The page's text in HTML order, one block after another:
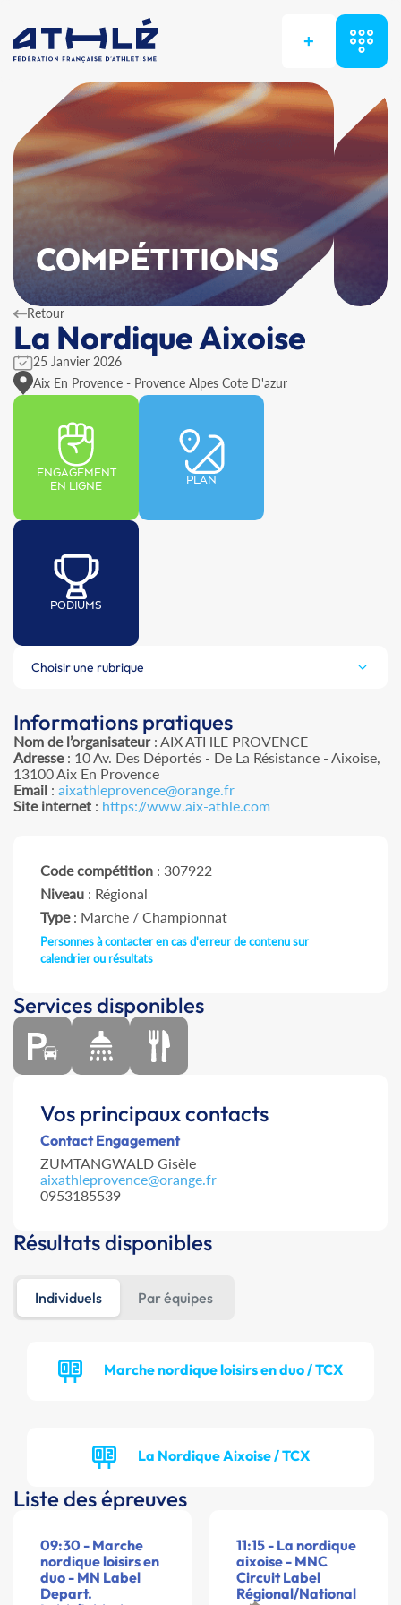
+
COMPÉTITIONS
Retour
La Nordique Aixoise
25 Janvier 2026
Aix En Provence - Provence Alpes Cote D'azur
ENGAGEMENT
EN LIGNE
PLAN
PODIUMS
Choisir une rubrique
Informations pratiques
Nom de l’organisateur: AIX ATHLE PROVENCE
Adresse: 10 Av. Des Déportés - De La Résistance - Aixoise,
13100 Aix En Provence
Email : aixathleprovence@orange.fr
Site internet : https://www.aix-athle.com
Code compétition : 307922
Niveau : Régional
Type: Marche / Championnat
Personnes à contacter en cas d'erreur de contenu sur
calendrier ou résultats
Services disponibles
Vos principaux contacts
Contact Engagement
ZUMTANGWALD Gisèle
aixathleprovence@orange.fr
0953185539
Résultats disponibles
Individuels Par équipes
Marche nordique loisirs en duo / TCX
La Nordique Aixoise / TCX
Liste des épreuves
09:30 - Marche
nordique loisirs en
duo - MN Label
Depart.
11:15 - La nordique
aixoise - MNC
Circuit Label
Régional/National